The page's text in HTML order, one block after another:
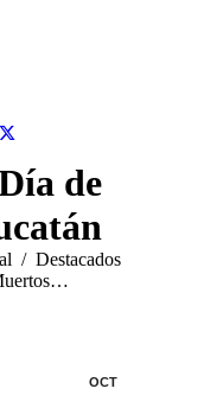
X
page
opens
in
new
window
de
Destacados
OCT